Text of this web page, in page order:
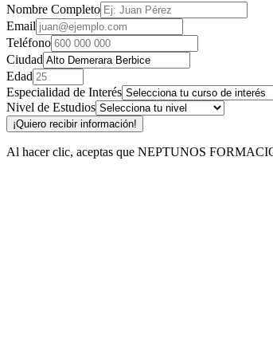
Nombre Completo
Email
Teléfono
Ciudad
Edad
Especialidad de Interés
Nivel de Estudios
¡Quiero recibir información!
Al hacer clic, aceptas que NEPTUNOS